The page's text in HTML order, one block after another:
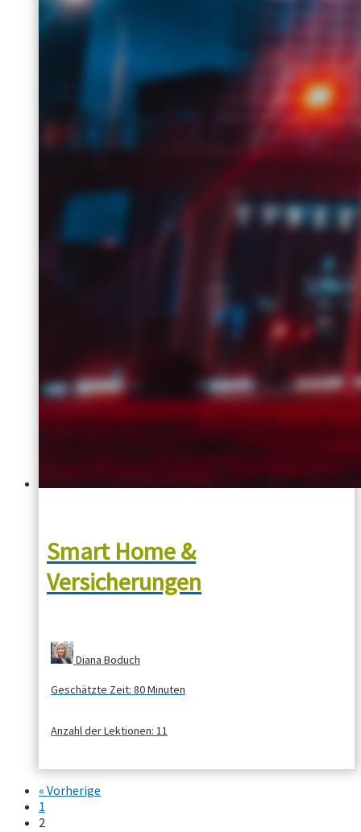
Smart Home &
Versicherungen
Diana Boduch
Geschätzte Zeit: 80 Minuten
Anzahl der Lektionen: 11
« Vorherige
1
2